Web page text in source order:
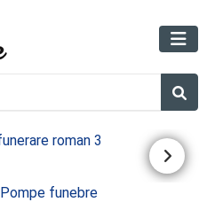
Pompe funebre